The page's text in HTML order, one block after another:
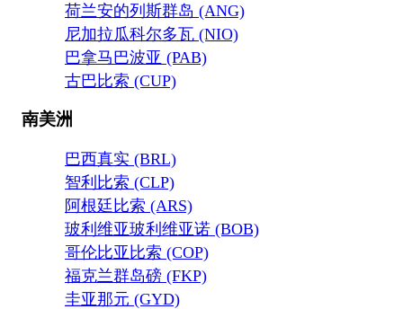
荷兰安的列斯群岛 (ANG)
尼加拉瓜科尔多瓦 (NIO)
巴拿马巴波亚 (PAB)
古巴比索 (CUP)
南美洲
巴西真实 (BRL)
智利比索 (CLP)
阿根廷比索 (ARS)
玻利维亚玻利维亚诺 (BOB)
哥伦比亚比索 (COP)
福克兰群岛磅 (FKP)
圭亚那元 (GYD)